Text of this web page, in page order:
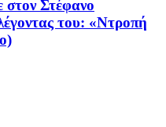
Στέφανο
του: «Ντροπή